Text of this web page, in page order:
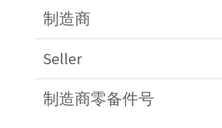
制造商
Seller
制造商零备件号